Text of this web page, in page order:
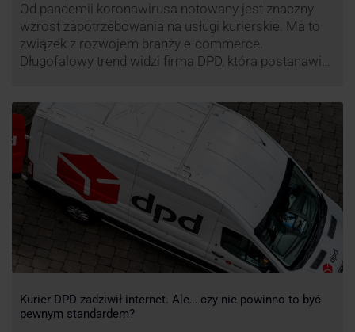
Od pandemii koronawirusa notowany jest znaczny
wzrost zapotrzebowania na usługi kurierskie. Ma to
związek z rozwojem branży e-commerce.
Długofalowy trend widzi firma DPD, która postanawia
usługi DPD Pickup. Firma już teraz chwali się danymi.
Kurier DPD zadziwił internet. Ale… czy nie powinno to być
pewnym standardem?